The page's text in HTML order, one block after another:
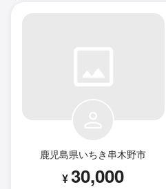
鹿児島県いちき串木野市
¥30,000